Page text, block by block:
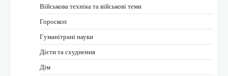
Військова техніка та військові теми
Гороскоп
Гуманітрані науки
Дієти та схуднення
Дім